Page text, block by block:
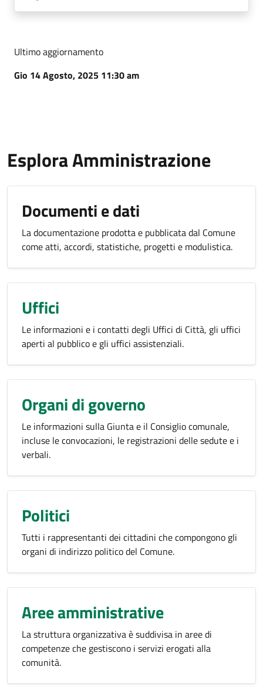
Ultimo aggiornamento
Gio 14 Agosto, 2025 11:30 am
Esplora Amministrazione
Documenti e dati
La documentazione prodotta e pubblicata dal Comune
come atti, accordi, statistiche, progetti e modulistica.
Uffici
Le informazioni e i contatti degli Uffici di Città, gli uffici
aperti al pubblico e gli uffici assistenziali.
Organi di governo
Le informazioni sulla Giunta e il Consiglio comunale,
incluse le convocazioni, le registrazioni delle sedute e i
verbali.
Politici
Tutti i rappresentanti dei cittadini che compongono gli
organi di indirizzo politico del Comune.
Aree amministrative
La struttura organizzativa è suddivisa in aree di
competenze che gestiscono i servizi erogati alla
comunità.